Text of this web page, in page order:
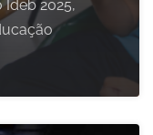
2025,